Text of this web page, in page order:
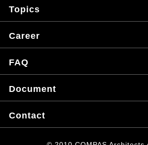
Topics
Career
FAQ
Document
Contact